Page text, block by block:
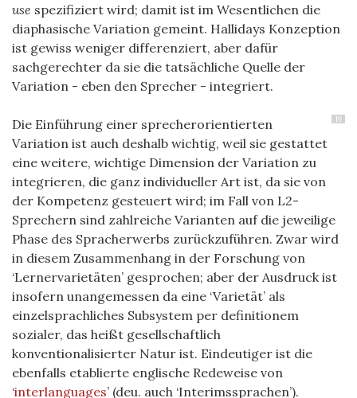
use spezifiziert wird; damit ist im Wesentlichen die
diaphasische Variation gemeint. Hallidays Konzeption
ist gewiss weniger differenziert, aber dafür
sachgerechter da sie die tatsächliche Quelle der
Variation - eben den Sprecher - integriert.
19
Die Einführung einer sprecherorientierten
Variation ist auch deshalb wichtig, weil sie gestattet
eine weitere, wichtige Dimension der Variation zu
integrieren, die ganz individueller Art ist, da sie von
der Kompetenz gesteuert wird; im Fall von L2-
Sprechern sind zahlreiche Varianten auf die jeweilige
Phase des Spracherwerbs zurückzuführen. Zwar wird
in diesem Zusammenhang in der Forschung von
‘Lernervarietäten’ gesprochen; aber der Ausdruck ist
insofern unangemessen da eine ‘Varietät’ als
einzelsprachliches Subsystem per definitionem
sozialer, das heißt gesellschaftlich
konventionalisierter Natur ist. Eindeutiger ist die
ebenfalls etablierte englische Redeweise von
‘interlanguages’ (deu. auch ‘Interimssprachen’).